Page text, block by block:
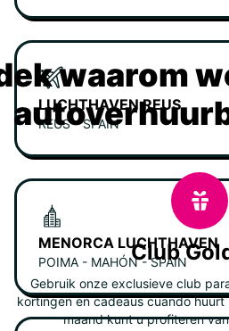
LUCHTHAVEN REUS
REUS - SPAIN
MENORCA LUCHTHAVEN
POIMA - MAHÓN - SPAIN
waarom
Club
Gebruik onze exclusieve club
kortingen en cadeaus cuando
maand kunt u profiteren